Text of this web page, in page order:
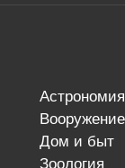
астрономия
вооружение
дом и быт
зоология